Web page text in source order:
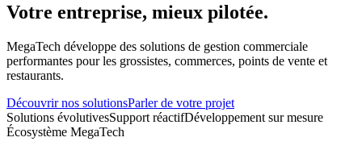
Votre entreprise, mieux pilotée.
MegaTech développe des solutions de gestion commerciale
performantes pour les grossistes, commerces, points de vente et
restaurants.
Découvrir nos solutionsParler de votre projet
Solutions évolutivesSupport réactifDéveloppement sur mesure
Écosystème MegaTech